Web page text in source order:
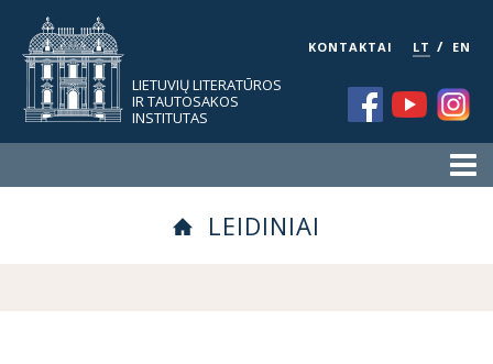
LIETUVIŲ LITERATŪROS
IR TAUTOSAKOS
INSTITUTAS
KONTAKTAI LT / EN
LEIDINIAI